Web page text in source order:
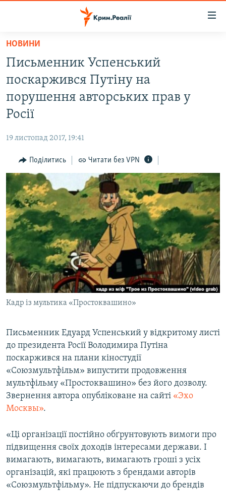
Перейти
основного
матеріалу
до
основної
Перейти
пошуку
ВІДЕО ТА ФОТО
ПОЛІТИКА
ІНТЕРВ'Ю
ВСЕ ЗА ДЕНЬ
СПЕЦПРОЕКТИ
ДЕПОРТАЦІЯ
ВІДЕОУРОКИ «ELIFBE»
СВІДЧЕННЯ ОКУПАЦІЇ
УКРАЇНСЬКА ПРОБЛЕМА КРИМУ
ІНФОГРАФІКА
ЯК ОБІЙТИ БЛОКУВАННЯ
Русский
Qırımtatar
ДОЛУЧАЙСЯ!
Усі сайти RFE/RL
НОВИНИ
Письменник Успенський
поскаржився Путіну на
порушення авторських прав у
Росії
19 листопад 2017, 19:41
Поділитись Читати без VPN
Кадр із мультика «Простоквашино»
Письменник Едуард Успенський у відкритому листі
до президента Росії Володимира Путіна
поскаржився на плани кіностудії
«Союзмультфільм» випустити продовження
мультфільму «Простоквашино» без його дозволу.
Звернення автора опубліковане на сайті «Эхо
Москвы».
«Ці організації постійно обґрунтовують вимоги про
підвищення своїх доходів інтересами держави. І
вимагають, вимагають, вимагають гроші з усіх
організацій, які працюють з брендами авторів
«Союзмультфільму». Не підпускаючи до брендів